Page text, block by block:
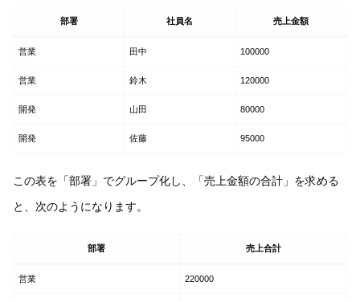
部署 社員名 売上金額
営業 田中 100000
営業 鈴木 120000
開発 山田 80000
開発 佐藤 95000
この表を「部署」でグループ化し、「売上金額の合計」を求める
と、次のようになります。
部署 売上合計
営業 220000